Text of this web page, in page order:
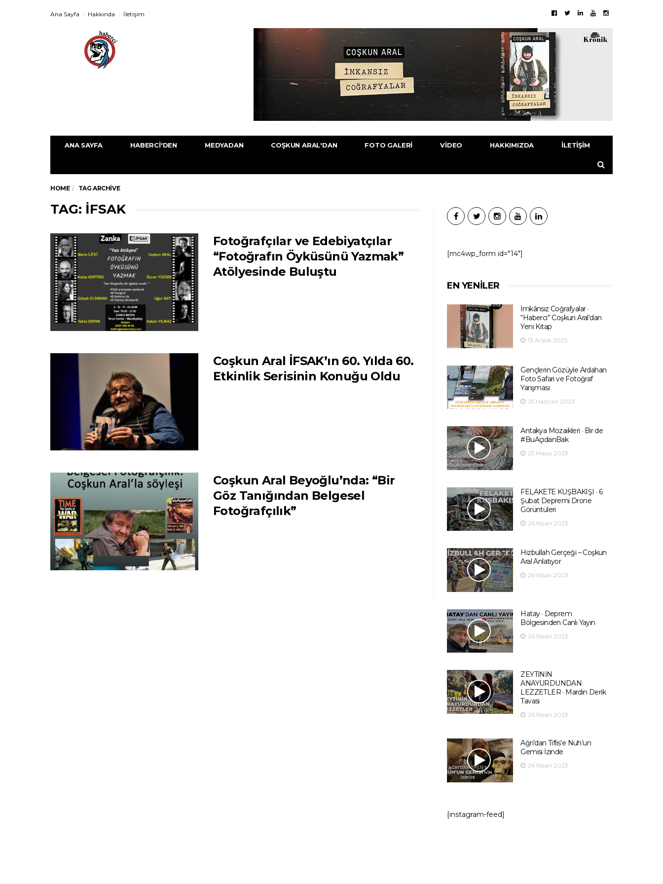
Ana Sayfa Hakkında İletişim
ANA SAYFA HABERCI'DEN MEDYADAN COŞKUN ARAL'DAN FOTO GALERI VIDEO HAKKIMIZDA İLETIŞIM
HOME TAG ARCHIVE
TAG: IFSAK
Fotoğrafçılar ve Edebiyatçılar
“Fotoğrafın Öyküsünü Yazmak”
Atölyesinde Buluştu
Coşkun Aral İFSAK’ın 60. Yılda 60.
Etkinlik Serisinin Konuğu Oldu
Coşkun Aral Beyoğlu’nda: “Bir
Göz Tanığından Belgesel
Fotoğrafçılık”
[mc4wp_form id="14"]
EN YENILER
İmkânsız Coğrafyalar ·
“Haberci” Coşkun Aral’dan
Yeni Kitap
13 Aralık 2025
Gençlerin Gözüyle Ardahan
Foto Safari ve Fotoğraf
Yarışması
25 Haziran 2023
Antakya Mozaikleri · Bir de
#BuAçıdanBak
25 Mayıs 2023
FELAKETE KUŞBAKIŞI · 6
Şubat Depremi Drone
Görüntüleri
26 Nisan 2023
Hizbullah Gerçeği – Coşkun
Aral Anlatıyor
26 Nisan 2023
Hatay · Deprem
Bölgesinden Canlı Yayın
26 Nisan 2023
ZEYTİNİN
ANAYURDUNDAN
LEZZETLER · Mardin Derik
Tavası
26 Nisan 2023
Ağrı’dan Tiflis’e Nuh’un
Gemisi İzinde
26 Nisan 2023
[instagram-feed]